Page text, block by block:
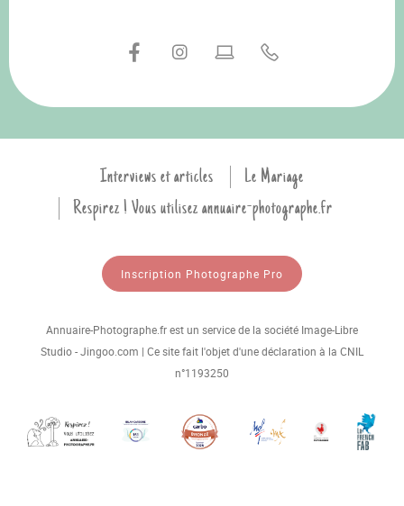
Interviews et articles
Le Mariage
Respirez ! Vous utilisez annuaire-photographe.fr
Inscription Photographe Pro
Annuaire-Photographe.fr est un service de la société Image-Libre
Studio - Jingoo.com | Ce site fait l'objet d'une déclaration à la CNIL
n°1193250